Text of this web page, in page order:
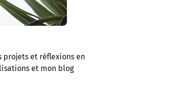
projets et réflexions en
et mon blog